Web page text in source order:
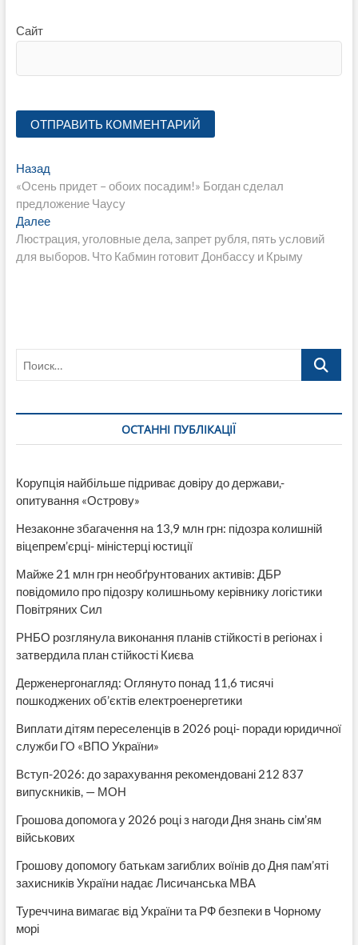
Сайт
Навигация
по
записям
НазадПредыдущая
запись:
«Осень придет – обоих посадим!» Богдан сделал
предложение Чаусу
ДалееСледующая
запись:
Люстрация, уголовные дела, запрет рубля, пять условий
для выборов. Что Кабмин готовит Донбассу и Крыму
Поиск…
ОСТАННІ ПУБЛІКАЦІЇ
Корупція найбільше підриває довіру до держави,-
опитування «Острову»
Незаконне збагачення на 13,9 млн грн: підозра колишній
віцепрем’єрці- міністерці юстиції
Майже 21 млн грн необґрунтованих активів: ДБР
повідомило про підозру колишньому керівнику логістики
Повітряних Сил
РНБО розглянула виконання планів стійкості в регіонах і
затвердила план стійкості Києва
Держенергонагляд: Оглянуто понад 11,6 тисячі
пошкоджених об’єктів електроенергетики
Виплати дітям переселенців в 2026 році- поради юридичної
служби ГО «ВПО України»
Вступ-2026: до зарахування рекомендовані 212 837
випускників, — МОН
Грошова допомога у 2026 році з нагоди Дня знань сім’ям
військових
Грошову допомогу батькам загиблих воїнів до Дня пам’яті
захисників України надає Лисичанська МВА
Туреччина вимагає від України та РФ безпеки в Чорному
морі